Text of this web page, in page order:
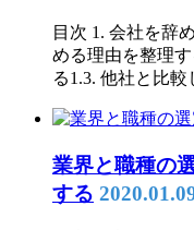
目次 1. 会社を辞
める理由を整理
る1.3. 他社と比
業界と職種の
する